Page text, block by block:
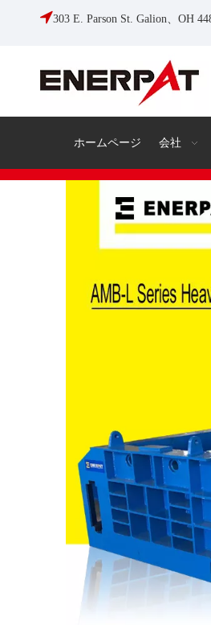
303 E. Parson St. Galion、OH
ホームページ 会社